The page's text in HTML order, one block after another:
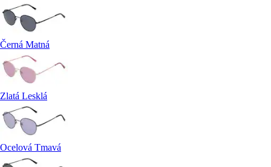
Černá Matná
Zlatá Lesklá
Ocelová Tmavá